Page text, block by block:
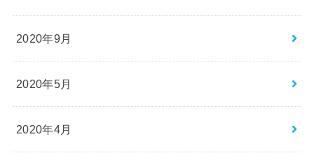
2020年9月
2020年5月
2020年4月